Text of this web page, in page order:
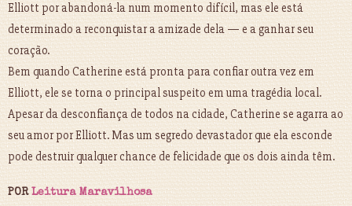
Elliott por abandoná-la num momento difícil, mas ele está
determinado a reconquistar a amizade dela — e a ganhar seu
coração.
Bem quando Catherine está pronta para confiar outra vez em
Elliott, ele se torna o principal suspeito em uma tragédia local.
Apesar da desconfiança de todos na cidade, Catherine se agarra ao
seu amor por Elliott. Mas um segredo devastador que ela esconde
pode destruir qualquer chance de felicidade que os dois ainda têm.
PORLeitura Maravilhosa